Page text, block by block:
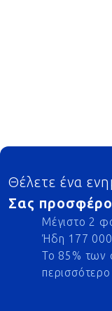
Footer
Θέλετε ένα
Σας
Μέγιστο 2
Ήδη 177 000
Το 85% των